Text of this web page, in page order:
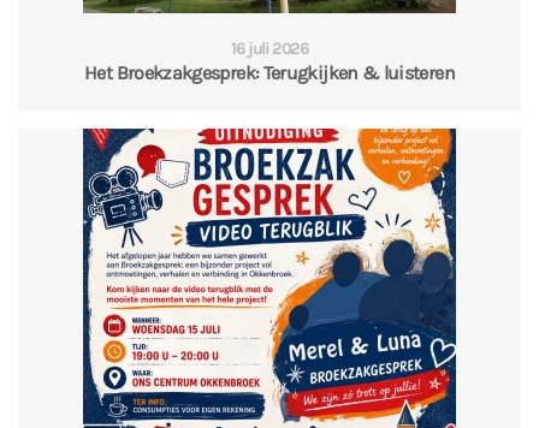
16 juli 2026
Het Broekzakgesprek: Terugkijken & luisteren